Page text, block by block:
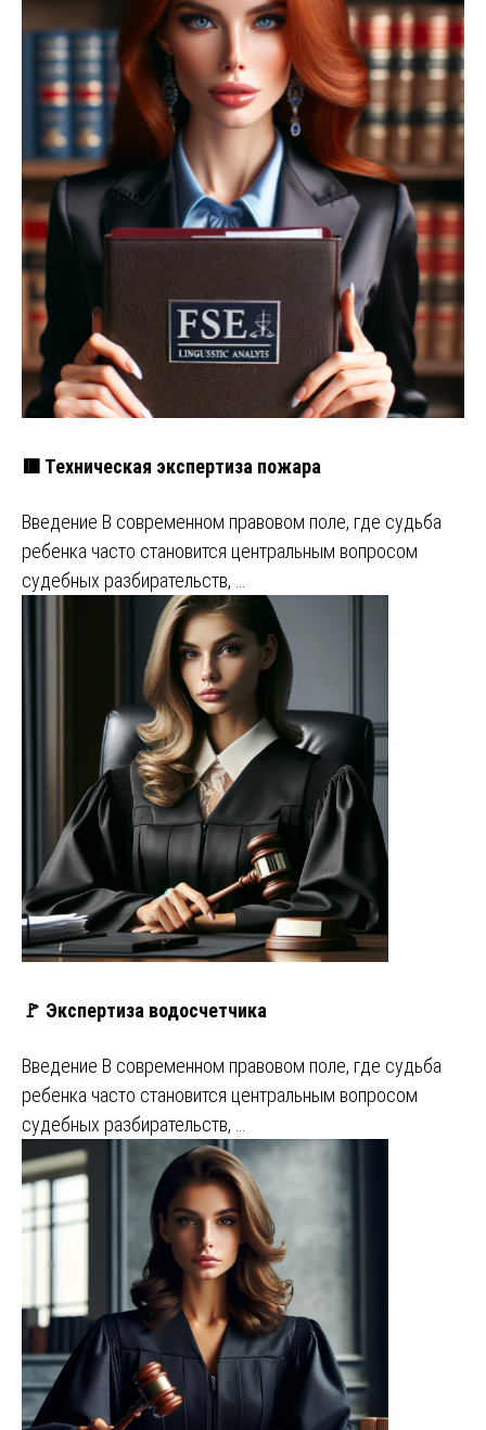
🟥 Техническая экспертиза пожара
Введение В современном правовом поле, где судьба
ребенка часто становится центральным вопросом
судебных разбирательств, …
🚩 Экспертиза водосчетчика
Введение В современном правовом поле, где судьба
ребенка часто становится центральным вопросом
судебных разбирательств, …